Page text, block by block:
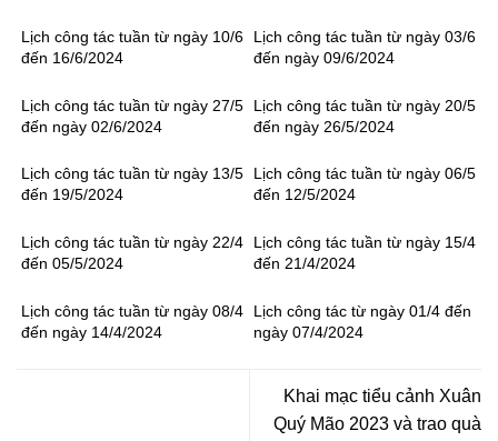
Lịch công tác tuần từ ngày 10/6
đến 16/6/2024
Lịch công tác tuần từ ngày 03/6
đến ngày 09/6/2024
Lịch công tác tuần từ ngày 27/5
đến ngày 02/6/2024
Lịch công tác tuần từ ngày 20/5
đến ngày 26/5/2024
Lịch công tác tuần từ ngày 13/5
đến 19/5/2024
Lịch công tác tuần từ ngày 06/5
đến 12/5/2024
Lịch công tác tuần từ ngày 22/4
đến 05/5/2024
Lịch công tác tuần từ ngày 15/4
đến 21/4/2024
Lịch công tác tuần từ ngày 08/4
đến ngày 14/4/2024
Lịch công tác từ ngày 01/4 đến
ngày 07/4/2024
Khai mạc tiểu cảnh Xuân
Quý Mão 2023 và trao quà